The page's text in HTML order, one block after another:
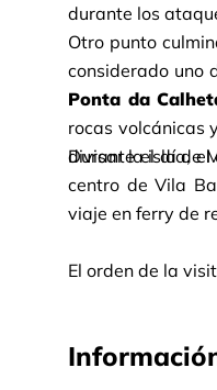
durante los
Otro punto
considerado uno
Ponta da
rocas volcánicas
divisar la isla de
Durante el día, el
centro de Vila
viaje en ferry de
El orden de la